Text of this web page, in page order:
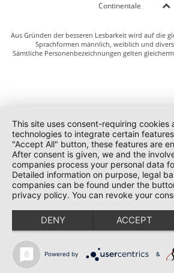
Continentale
Aus Gründen der besseren Lesbarkeit wird auf die
Sprachformen männlich, weiblich und
Sämtliche Personenbezeichnungen gelten
This site uses consent-requiring
technologies to integrate certain
"Accept All" button, these features are
After consent is given, we and the
companies process your personal data
Detailed information on purpose, legal
companies can be found under the
privacy policy. You can revoke your
DENY ACCEPT
Powered by &